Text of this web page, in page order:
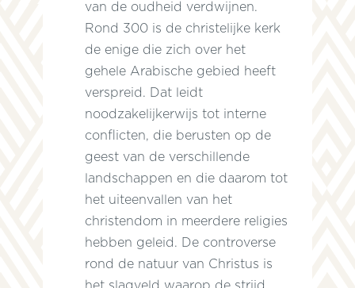
van de oudheid verdwijnen.
Rond 300 is de christelijke kerk
de enige die zich over het
gehele Arabische gebied heeft
verspreid. Dat leidt
noodzakelijkerwijs tot interne
conflicten, die berusten op de
geest van de verschillende
landschappen en die daarom tot
het uiteenvallen van het
christendom in meerdere religies
hebben geleid. De controverse
rond de natuur van Christus is